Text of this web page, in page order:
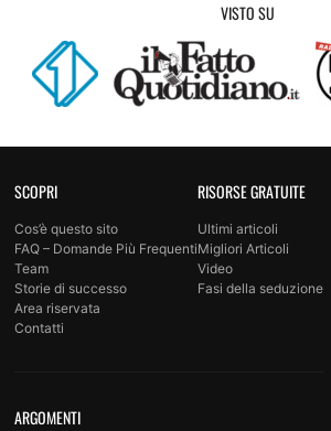
VISTO SU
SCOPRI
Cos’è questo sito
FAQ – Domande Più Frequenti
Team
Storie di successo
Area riservata
Contatti
RISORSE GRATUITE
Ultimi articoli
Migliori Articoli
Video
Fasi della seduzione
ARGOMENTI